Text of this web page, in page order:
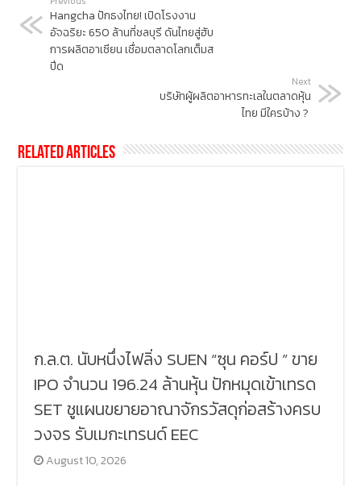
Hangcha ปักธงไทย! เปิดโรงงาน
อัจฉริยะ 650 ล้านที่ชลบุรี ดันไทยสู่ฮับ
การผลิตอาเซียน เชื่อมตลาดโลกเต็มส
ปีด
Next
บริษัทผู้ผลิตอาหารทะเลในตลาดหุ้น
ไทย มีใครบ้าง ?
Related Articles
ก.ล.ต. นับหนึ่งไฟลิ่ง SUEN “ซุน คอร์ป ” ขาย
IPO จำนวน 196.24 ล้านหุ้น ปักหมุดเข้าเทรด
SET ชูแผนขยายอาณาจักรวัสดุก่อสร้างครบ
วงจร รับเมกะเทรนด์ EEC
August 10, 2026